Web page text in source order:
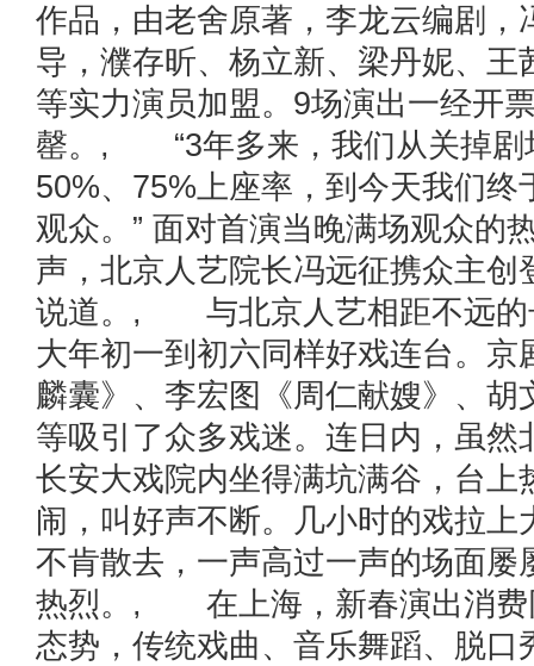
作品，由老舍原著，李龙云编剧，
导，濮存昕、杨立新、梁丹妮、王
等实力演员加盟。9场演出一经开
罄。, “3年多来，我们从关掉剧
50%、75%上座率，到今天我们终
观众。” 面对首演当晚满场观众的
声，北京人艺院长冯远征携众主创
说道。, 与北京人艺相距不远的
大年初一到初六同样好戏连台。京
麟囊》、李宏图《周仁献嫂》、胡
等吸引了众多戏迷。连日内，虽然
长安大戏院内坐得满坑满谷，台上
闹，叫好声不断。几小时的戏拉上
不肯散去，一声高过一声的场面屡
热烈。, 在上海，新春演出消费
态势，传统戏曲、音乐舞蹈、脱口